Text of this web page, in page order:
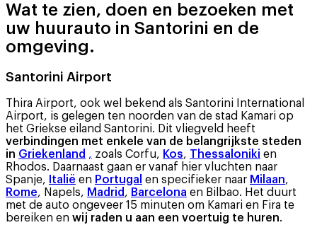
Wat te zien, doen en bezoeken met
uw huurauto in Santorini en de
omgeving.
Santorini Airport
Thira Airport, ook wel bekend als Santorini International
Airport, is gelegen ten noorden van de stad Kamari op
het Griekse eiland Santorini. Dit vliegveld heeft
verbindingen met enkele van de belangrijkste steden
in Griekenland , zoals Corfu, Kos, Thessaloniki en
Rhodos. Daarnaast gaan er vanaf hier vluchten naar
Spanje,
Italië en Portugal en specifieker naar Milaan,
Rome, Napels, Madrid , Barcelona en Bilbao. Het duurt
met de auto ongeveer 15 minuten om Kamari en Fira te
bereiken en wij raden u aan een voertuig te huren.